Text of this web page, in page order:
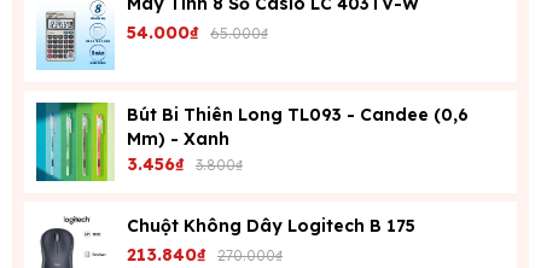
54.000₫ 65.000₫
Bút Bi Thiên Long TL093 - Candee (0,6
Mm) - Xanh
3.456₫ 3.800₫
Chuột Không Dây Logitech B 175
213.840₫ 270.000₫